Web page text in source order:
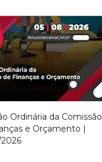
mais
às
Ordinária da Comissão
e Orçamento |